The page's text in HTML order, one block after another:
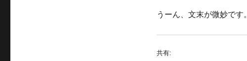
うーん、文末が微妙です。
共有: